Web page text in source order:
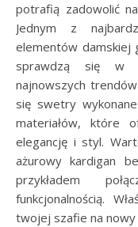
potrafią zadowolić
Jednym z
elementów damskiej
sprawdzą się w
najnowszych
się swetry
materiałów, które
elegancję i styl.
ażurowy kardigan
przykładem
funkcjonalnością.
twojej szafie na nowy